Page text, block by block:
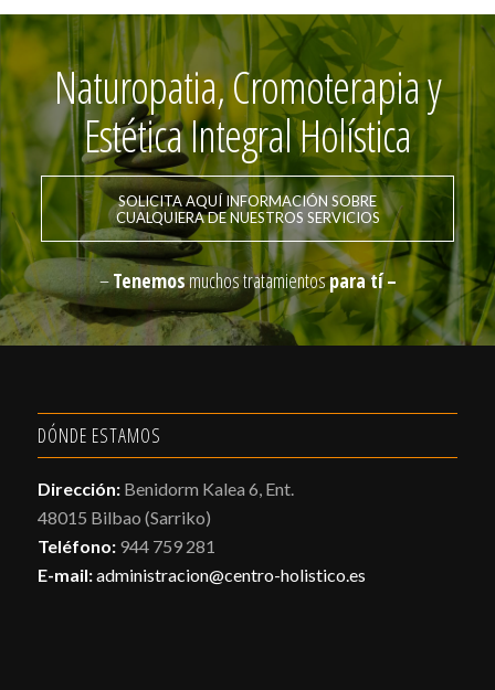
Naturopatia, Cromoterapia y
Estética Integral Holística
SOLICITA AQUÍ INFORMACIÓN SOBRE
CUALQUIERA DE NUESTROS SERVICIOS
–Tenemosmuchos tratamientospara tí –
DÓNDE ESTAMOS
Dirección:Benidorm Kalea 6, Ent.
48015 Bilbao (Sarriko)
Teléfono:944 759 281
E-mail:administracion@centro-holistico.es